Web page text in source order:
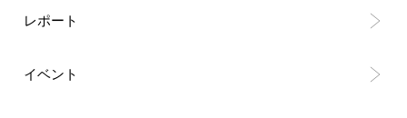
レポート
イベント